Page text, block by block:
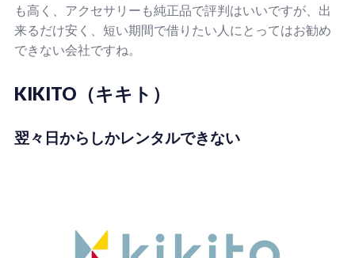
も高く、アクセサリーも純正品で評判はいいですが、出
来るだけ安く、短い期間で借りたい人にとってはお勧め
できない会社ですね。
KIKITO（キキト）
翌々日からしかレンタルできない